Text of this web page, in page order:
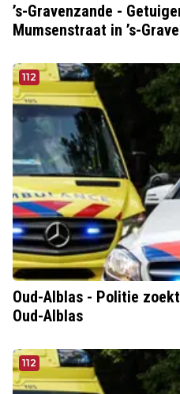
’s-Gravenzande -
Mumsenstraat in ’s-
112
Oud-Alblas - Politie
Oud-Alblas
112